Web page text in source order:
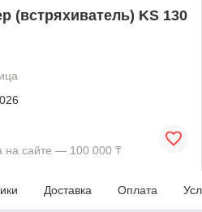
(встряхиватель) KS 130
на сайте — 100 000 ₸
Доставка Оплата